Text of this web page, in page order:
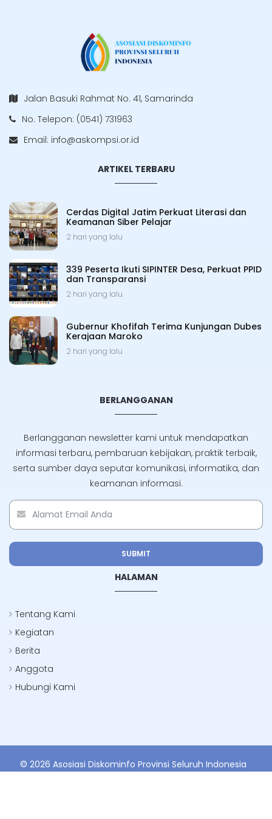
Jalan Basuki Rahmat No. 41, Samarinda
No. Telepon: (0541) 731963
Email: info@askompsi.or.id
ARTIKEL TERBARU
Cerdas Digital Jatim Perkuat Literasi dan
Keamanan Siber Pelajar
2 hari yang lalu
339 Peserta Ikuti SIPINTER Desa, Perkuat PPID
dan Transparansi
2 hari yang lalu
Gubernur Khofifah Terima Kunjungan Dubes
Kerajaan Maroko
2 hari yang lalu
BERLANGGANAN
Berlangganan newsletter kami untuk mendapatkan
informasi terbaru, pembaruan kebijakan, praktik terbaik,
serta sumber daya seputar komunikasi, informatika, dan
keamanan informasi.
SUBMIT
HALAMAN
Tentang Kami
Kegiatan
Berita
Anggota
Hubungi Kami
© 2026 Asosiasi Diskominfo Provinsi Seluruh Indonesia